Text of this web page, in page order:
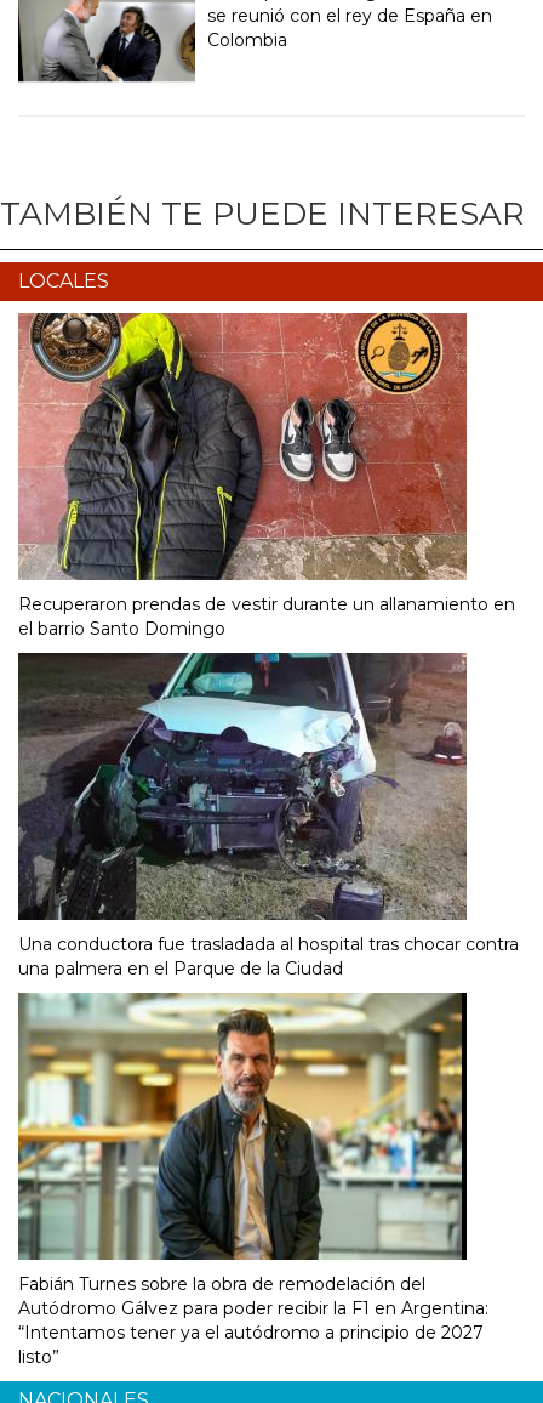
se reunió con el rey de España en
Colombia
TAMBIÉN TE PUEDE INTERESAR
LOCALES
Recuperaron prendas de vestir durante un allanamiento en
el barrio Santo Domingo
Una conductora fue trasladada al hospital tras chocar contra
una palmera en el Parque de la Ciudad
Fabián Turnes sobre la obra de remodelación del
Autódromo Gálvez para poder recibir la F1 en Argentina:
“Intentamos tener ya el autódromo a principio de 2027
listo”